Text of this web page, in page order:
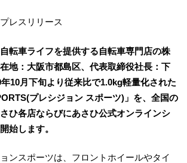
レスリリース
転車ライフを提供する自転車専門店の株
地：大阪市都島区、代表取締役社長：下
10月下旬より従来比で1.0kg軽量化された
プレシジョン スポーツ)」を、全国の
ひ各店ならびにあさひ公式オンラインシ
始します。
ンスポーツは、フロントホイールやタイ